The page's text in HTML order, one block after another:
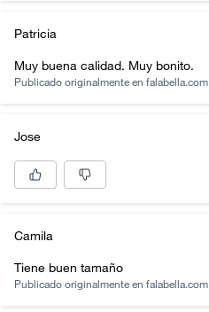
Patricia
Muy buena calidad. Muy bonito.
Publicado originalmente en falabella.com
Jose
Camila
Tiene buen tamaño
Publicado originalmente en falabella.com